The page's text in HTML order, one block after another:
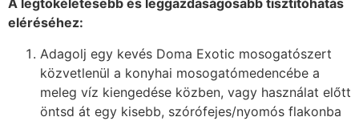
A legtökéletesebb és leggazdaságosabb tisztítóhatás
eléréséhez:
Adagolj egy kevés Doma Exotic mosogatószert
közvetlenül a konyhai mosogatómedencébe a
meleg víz kiengedése közben, vagy használat előtt
öntsd át egy kisebb, szórófejes/nyomós flakonba